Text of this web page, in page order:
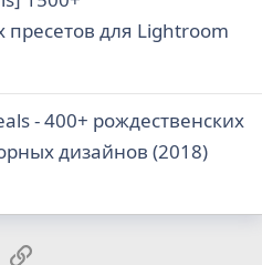
для Lightroom
- 400+ рождественских
дизайнов (2018)
почта
Ссылка